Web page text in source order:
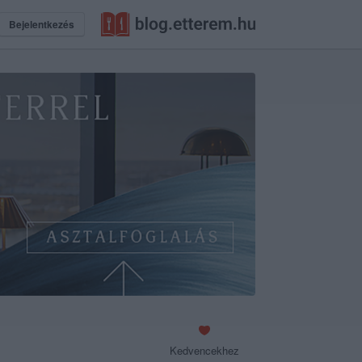
Bejelentkezés
Kedvencekhez